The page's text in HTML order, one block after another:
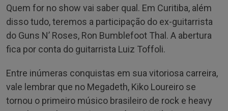
Quem for no show vai saber qual. Em Curitiba, além
disso tudo, teremos a participação do ex-guitarrista
do Guns N’ Roses, Ron Bumblefoot Thal. A abertura
fica por conta do guitarrista Luiz Toffoli.
Entre inúmeras conquistas em sua vitoriosa carreira,
vale lembrar que no Megadeth, Kiko Loureiro se
tornou o primeiro músico brasileiro de rock e heavy